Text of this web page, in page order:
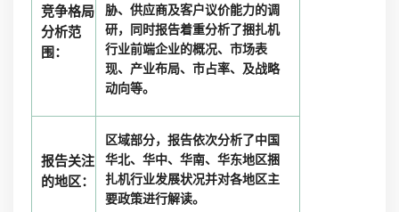
竞争格局
分析范
围：
胁、供应商及客户议价能力的调
研，同时报告着重分析了捆扎机
行业前端企业的概况、市场表
现、产业布局、市占率、及战略
动向等。
报告关注
的地区：
区域部分，报告依次分析了中国
华北、华中、华南、华东地区捆
扎机行业发展状况并对各地区主
要政策进行解读。